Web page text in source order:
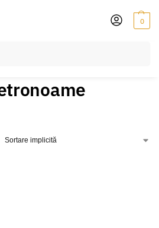
0